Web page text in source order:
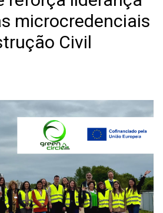
microcredenciais
Civil